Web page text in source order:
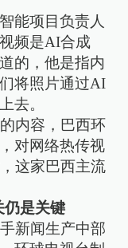
能项目负责人
频是AI合成
的，他是指内
将照片通过AI
去。
内容，巴西环
对网络热传视
这家巴西主流
仍是关键
新闻生产中部